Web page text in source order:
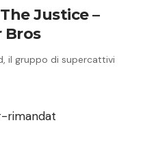
Justice –
Bros
il gruppo di supercattivi